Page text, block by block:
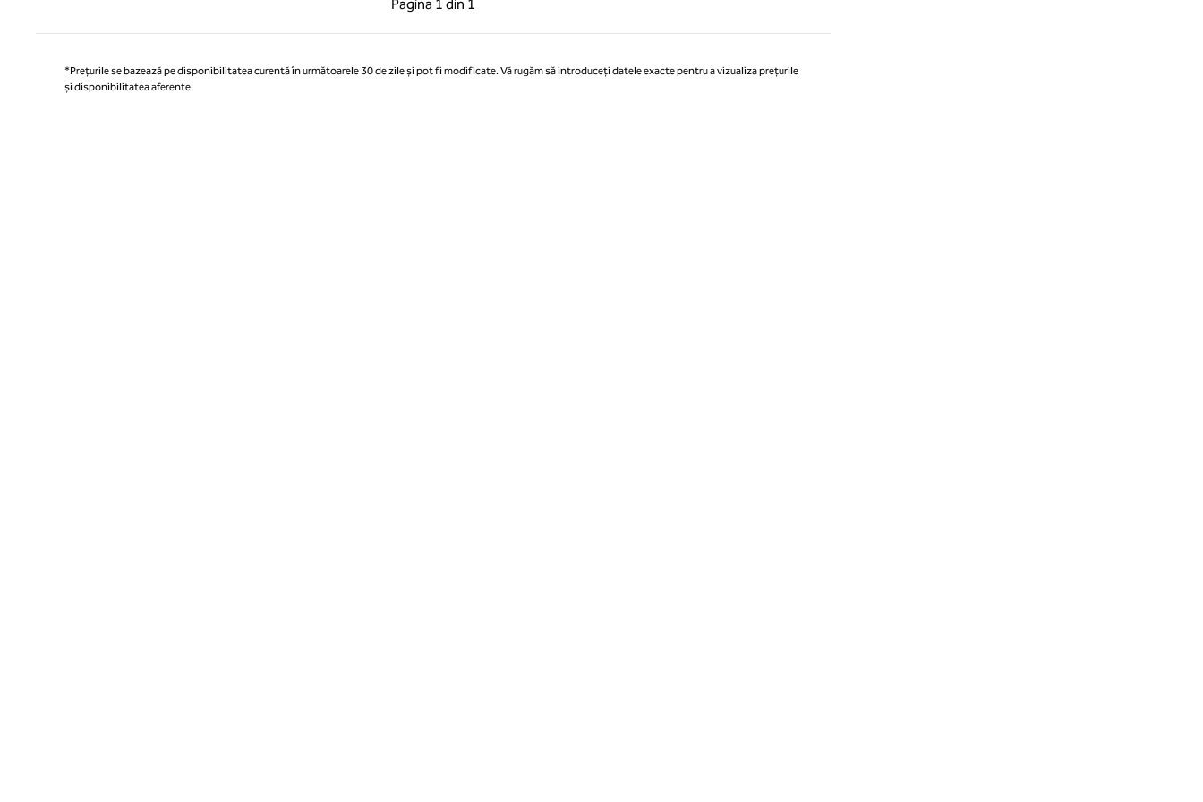
Pagina 1 din 1
Pagina 1 din 1
*Prețurile se bazează pe disponibilitatea curentă în următoarele 30 de zile și pot fi modificate. Vă rugăm să introduceți datele exacte pentru a vizualiza prețurile
și disponibilitatea aferente.